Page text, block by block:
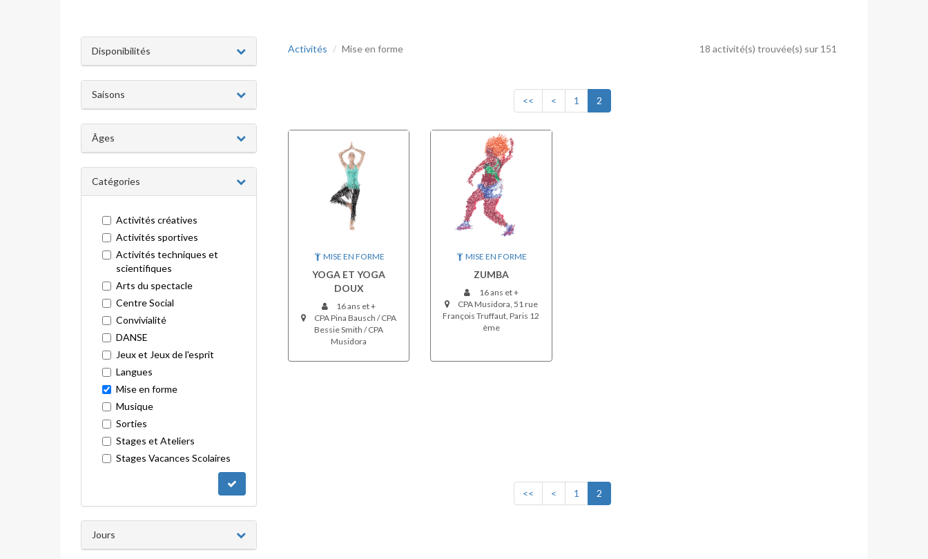
Disponibilités
Saisons
Âges
Catégories
Activités créatives
Activités sportives
Activités techniques et
scientifiques
Arts du spectacle
Centre Social
Convivialité
DANSE
Jeux et Jeux de l'esprit
Langues
Mise en forme
Musique
Sorties
Stages et Ateliers
Stages Vacances Scolaires
Jours
Activités Mise en forme 18 activité(s) trouvée(s) sur 151
<< < 1 2
MISE EN FORME
YOGA ET YOGA
DOUX
16 ans et +
CPA Pina Bausch / CPA
Bessie Smith / CPA
Musidora
MISE EN FORME
ZUMBA
16 ans et +
CPA Musidora, 51 rue
François Truffaut, Paris 12
ème
<< < 1 2